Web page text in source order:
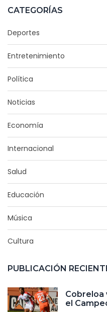
CATEGORÍAS
Deportes
Entretenimiento
Política
Noticias
Economía
Internacional
Salud
Educación
Música
Cultura
PUBLICACIÓN
Cobreloa
el